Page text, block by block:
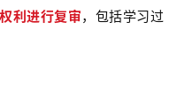
利进行复审，包括学习过